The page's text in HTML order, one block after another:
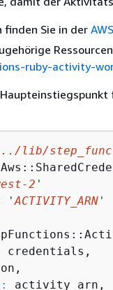
Sie in der
ruby-activity-
../lib/
2 '
'ACTIVITY_ARN '
credentials,
activity_arn,